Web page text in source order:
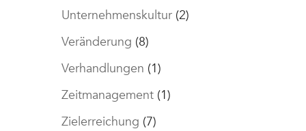
Unternehmenskultur(2)
Veränderung (8)
Verhandlungen (1)
Zeitmanagement(1)
Zielerreichung (7)